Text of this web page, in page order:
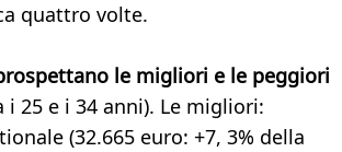
quattro volte.
le migliori e le peggiori
i 25 e i 34 anni). Le migliori:
(32.665 euro: +7, 3% della